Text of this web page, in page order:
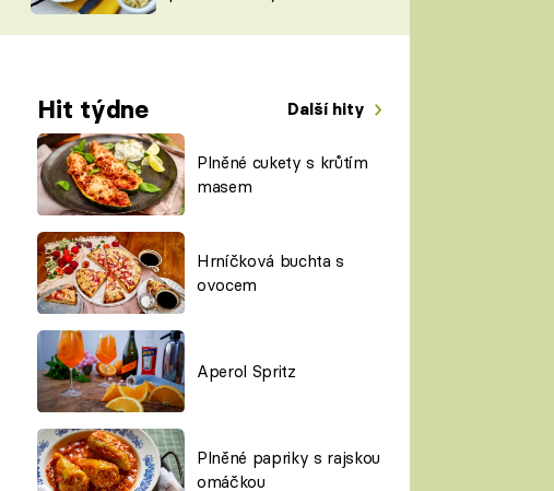
Hit týdne Další hity
Plněné cukety s krůtím
masem
Hrníčková buchta s
ovocem
Aperol Spritz
Plněné papriky s rajskou
omáčkou